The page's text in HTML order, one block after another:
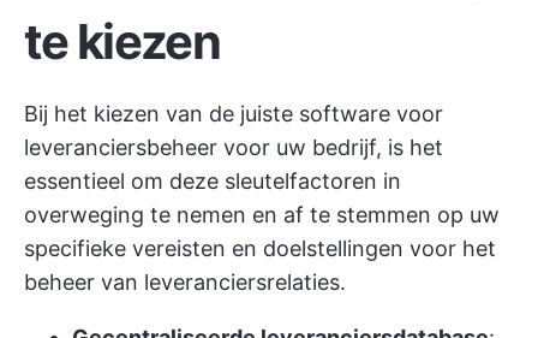
te kiezen
Bij het kiezen van de juiste software voor
leveranciersbeheer voor uw bedrijf, is het
essentieel om deze sleutelfactoren in
overweging te nemen en af te stemmen op uw
specifieke vereisten en doelstellingen voor het
beheer van leveranciersrelaties.